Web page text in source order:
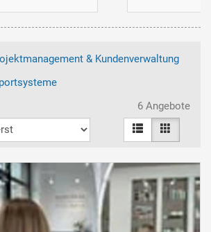
& Kundenverwaltung
6 Angebote